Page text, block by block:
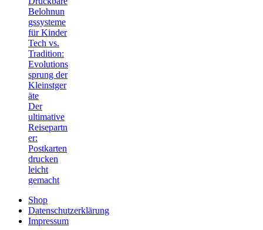
Belohnun
gssysteme
für Kinder
Tech vs.
Tradition:
Evolutions
sprung der
Kleinstger
äte
Der
ultimative
Reisepartn
er:
Postkarten
drucken
leicht
gemacht
Shop
Datenschutzerklärung
Impressum